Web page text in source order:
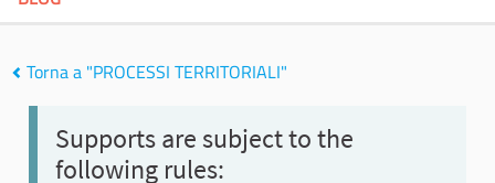
Torna a "PROCESSI TERRITORIALI"
Supports are subject to the
following rules: